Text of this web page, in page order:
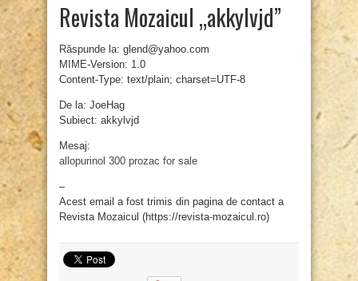
Revista Mozaicul „akkylvjd”
Răspunde la: glend@yahoo.com
MIME-Version: 1.0
Content-Type: text/plain; charset=UTF-8
De la: JoeHag
Subiect: akkylvjd
Mesaj:
allopurinol 300 prozac for sale
–
Acest email a fost trimis din pagina de contact a
Revista Mozaicul (https://revista-mozaicul.ro)